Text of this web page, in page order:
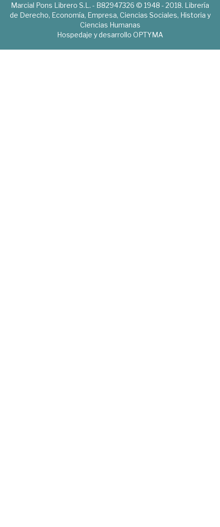
Marcial Pons Librero S.L. - B82947326 © 1948 - 2018. Librería
de Derecho, Economía, Empresa, Ciencias Sociales, Historia y
Ciencias Humanas
Hospedaje y desarrollo OPTYMA